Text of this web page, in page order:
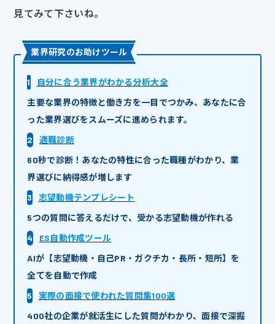
見てみて下さいね。
業界研究のお助けツール
1
自分に合う業界がわかる分析大全
主要な業界の特徴と働き方を一目でつかみ、あなたに合
った業界選びをスムーズに進められます。
2
適職診断
60秒で診断！あなたの特性に合った職種がわかり、業
界選びに納得感が増します
3
志望動機テンプレシート
5つの質問に答えるだけで、受かる志望動機が作れる
4
ES自動作成ツール
AIが【志望動機・自己PR・ガクチカ・長所・短所】を
全てを自動で作成
5
実際の面接で使われた質問集100選
400社の企業が就活生にした質問がわかり、面接で深掘